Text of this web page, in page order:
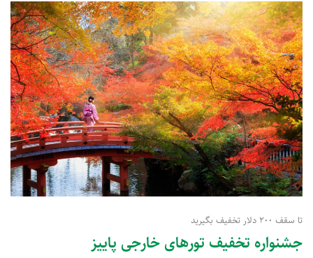
تا سقف 200 دلار تخفیف بگیرید
جشنواره تخفیف تورهای خارجی پاییز